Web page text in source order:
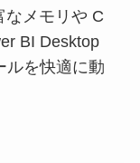
なメモリや C
BI Desktop
ルを快適に動